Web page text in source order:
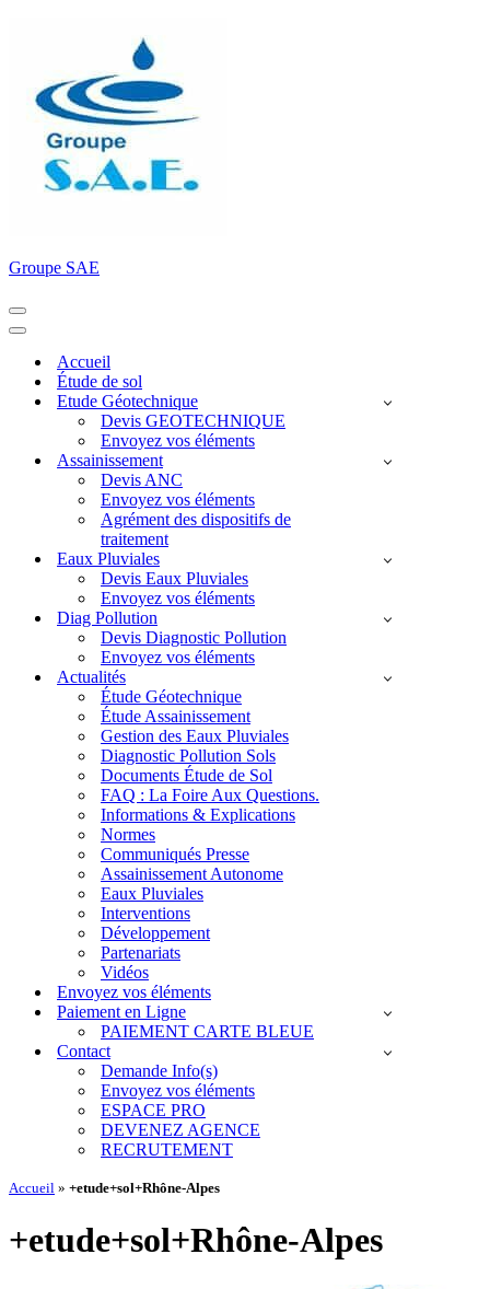
Groupe SAE
Menu
de
Menu
navigationAccueil
Étude de sol
Etude Géotechnique
Devis GEOTECHNIQUE
Envoyez vos éléments
Assainissement
Devis ANC
Envoyez vos éléments
Agrément des dispositifs de
traitement
Eaux Pluviales
Devis Eaux Pluviales
Envoyez vos éléments
Diag Pollution
Devis Diagnostic Pollution
Envoyez vos éléments
Actualités
Étude Géotechnique
Étude Assainissement
Gestion des Eaux Pluviales
Diagnostic Pollution Sols
Documents Étude de Sol
FAQ : La Foire Aux Questions.
Informations & Explications
Normes
Communiqués Presse
Assainissement Autonome
Eaux Pluviales
Interventions
Développement
Partenariats
Vidéos
Envoyez vos éléments
Paiement en Ligne
PAIEMENT CARTE BLEUE
Contact
Demande Info(s)
Envoyez vos éléments
ESPACE PRO
DEVENEZ AGENCE
RECRUTEMENT
Accueil » +etude+sol+Rhône-Alpes
+etude+sol+Rhône-Alpes